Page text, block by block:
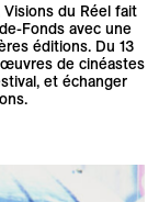
Visions du Réel fait
Fonds avec une
éditions. Du 13
de cinéastes
et échanger